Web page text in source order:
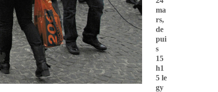
ma
rs,
de
pui
s
15
h1
5 le
gy